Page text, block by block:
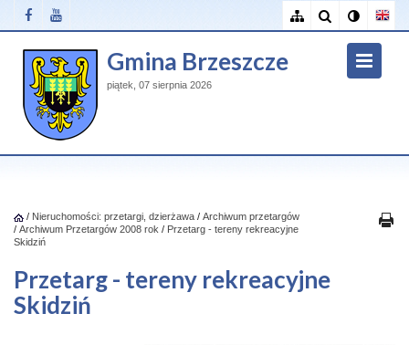
Gmina Brzeszcze
piątek, 07 sierpnia 2026
/ Nieruchomości: przetargi, dzierżawa / Archiwum przetargów
/ Archiwum Przetargów 2008 rok / Przetarg - tereny rekreacyjne
Skidziń
Przetarg - tereny rekreacyjne
Skidziń